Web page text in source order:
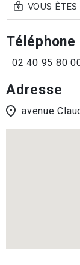
VOUS
Téléphone
02 40 95 80
Adresse
avenue